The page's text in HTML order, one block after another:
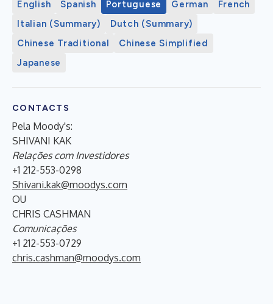
English Spanish Portuguese German
French
Italian (Summary)
Dutch (Summary)
Chinese Traditional
Chinese Simplified
Japanese
CONTACTS
Pela Moody's:
SHIVANI KAK
Relações com Investidores
+1 212-553-0298
Shivani.kak@moodys.com
OU
CHRIS CASHMAN
Comunicações
+1 212-553-0729
chris.cashman@moodys.com